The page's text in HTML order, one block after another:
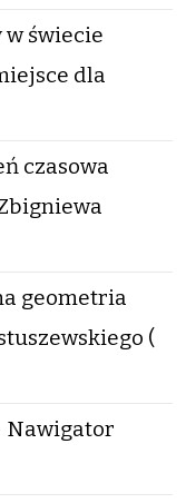
w świecie
dla
czasowa
geometria
(
Nawigator